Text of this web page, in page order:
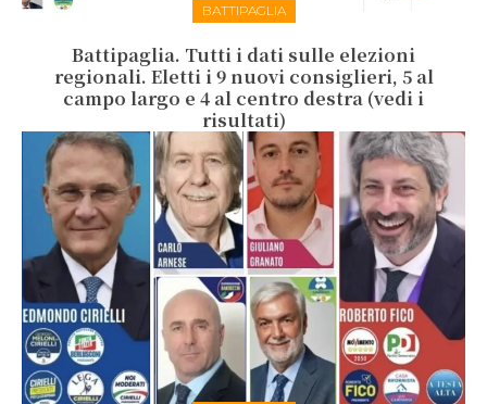
BATTIPAGLIA
Battipaglia. Tutti i dati sulle elezioni
regionali. Eletti i 9 nuovi consiglieri, 5 al
campo largo e 4 al centro destra (vedi i
risultati)